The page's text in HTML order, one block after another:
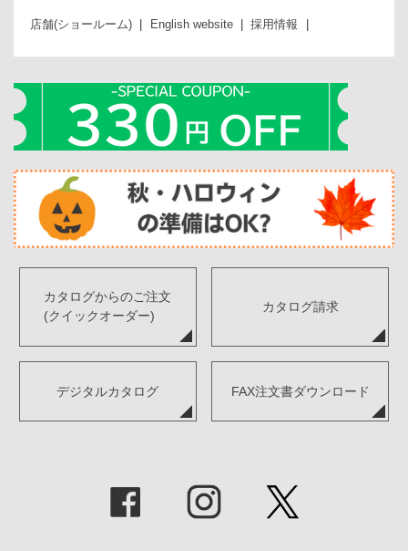
店舗(ショールーム) English website 採用情報
カタログからのご注文
(クイックオーダー)
カタログ請求
デジタルカタログ FAX注文書ダウンロード